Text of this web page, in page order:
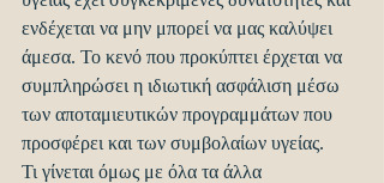
ενδέχεται να μην μπορεί να μας καλύψει
άμεσα. Το κενό που προκύπτει έρχεται να
συμπληρώσει η ιδιωτική ασφάλιση μέσω
των αποταμιευτικών προγραμμάτων που
προσφέρει και των συμβολαίων υγείας.
Τι γίνεται όμως με όλα τα άλλα